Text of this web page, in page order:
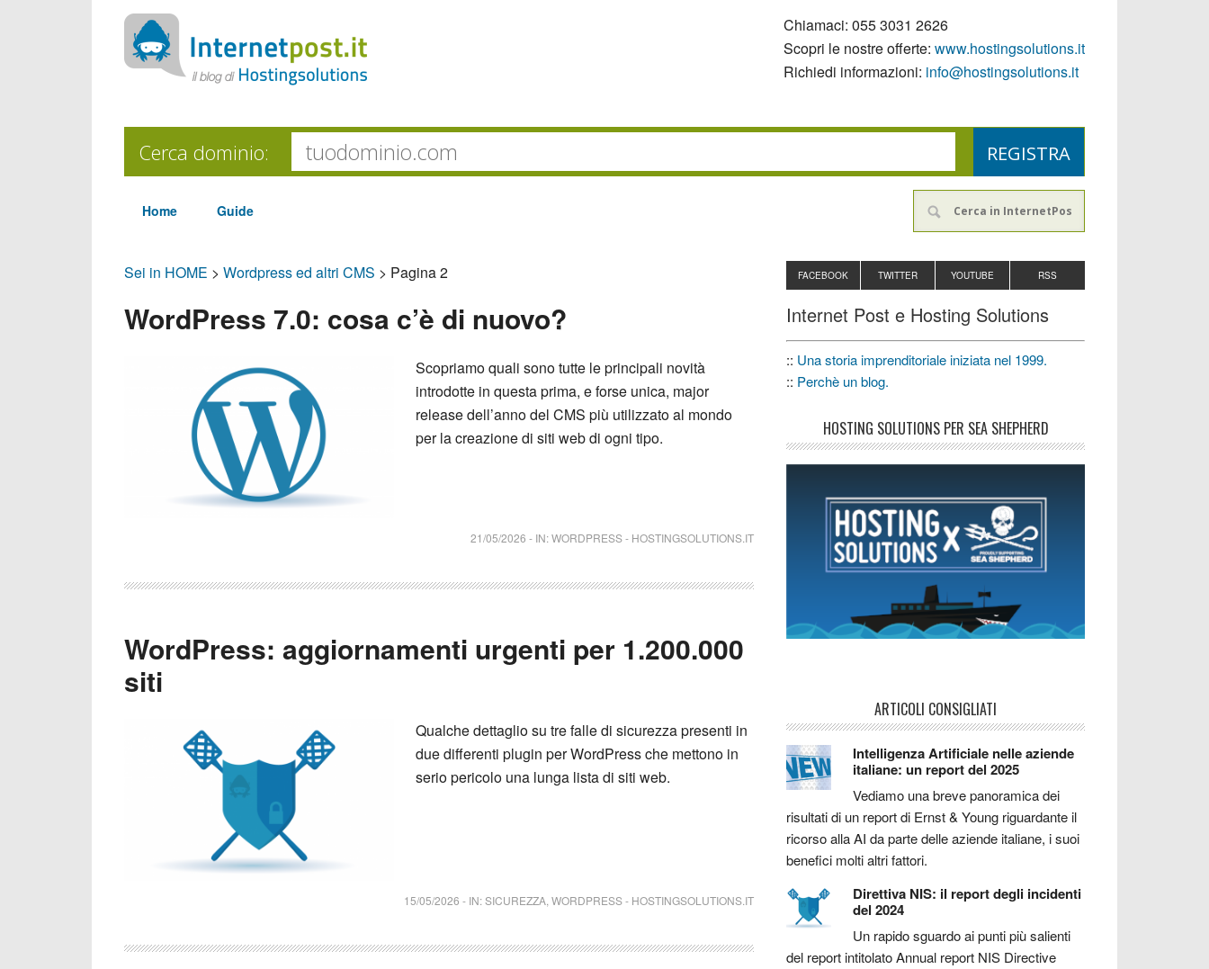
Chiamaci: 055 3031 2626
Scopri le nostre offerte: www.hostingsolutions.it
Richiedi informazioni: info@hostingsolutions.it
Cerca dominio:
Home Guide
Sei in HOME > Wordpress ed altri CMS > Pagina 2
WordPress 7.0: cosa c’è di nuovo?
Scopriamo quali sono tutte le principali novità
introdotte in questa prima, e forse unica, major
release dell’anno del CMS più utilizzato al mondo
per la creazione di siti web di ogni tipo.
21/05/2026 - IN:WORDPRESS- HOSTINGSOLUTIONS.IT
WordPress: aggiornamenti urgenti per 1.200.000
siti
Qualche dettaglio su tre falle di sicurezza presenti in
due differenti plugin per WordPress che mettono in
serio pericolo una lunga lista di siti web.
15/05/2026 - IN:SICUREZZA WORDPRESS- HOSTINGSOLUTIONS.IT
FACEBOOK TWITTER YOUTUBE RSS
Internet Post e Hosting Solutions
:: Una storia imprenditoriale iniziata nel 1999.
:: Perchè un blog.
HOSTING SOLUTIONS PER SEA SHEPHERD
ARTICOLI CONSIGLIATI
Intelligenza Artificiale nelle aziende
italiane: un report del 2025
Vediamo una breve panoramica dei
risultati di un report di Ernst & Young riguardante il
ricorso alla AI da parte delle aziende italiane, i suoi
benefici molti altri fattori.
Direttiva NIS: il report degli incidenti
del 2024
Un rapido sguardo ai punti più salienti
del report intitolato Annual report NIS Directive